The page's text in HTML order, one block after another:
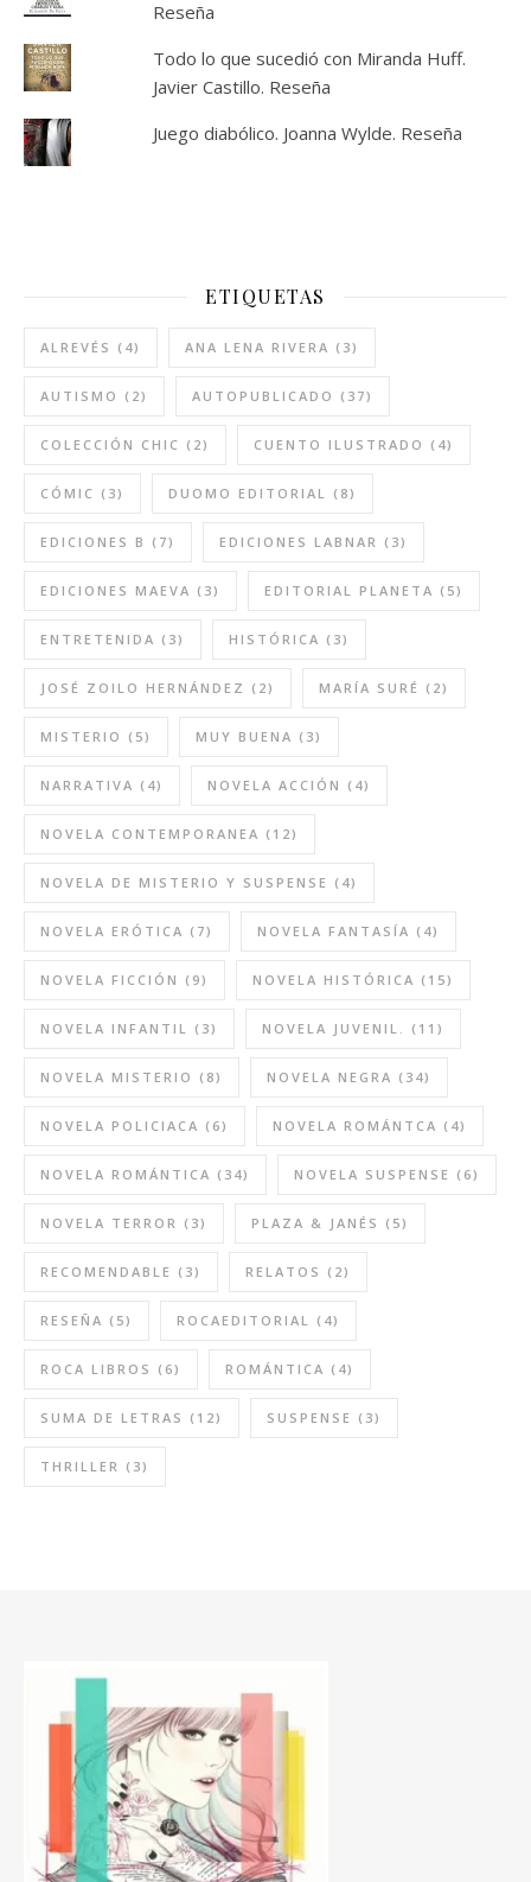
Reseña
Todo lo que sucedió con Miranda Huff.
Javier Castillo. Reseña
Juego diabólico. Joanna Wylde. Reseña
ETIQUETAS
ALREVÉS (4) ANA LENA RIVERA (3)
AUTISMO (2) AUTOPUBLICADO (37)
COLECCIÓN CHIC (2) CUENTO ILUSTRADO (4)
CÓMIC (3) DUOMO EDITORIAL (8)
EDICIONES B (7) EDICIONES LABNAR (3)
EDICIONES MAEVA (3) EDITORIAL PLANETA (5)
ENTRETENIDA (3) HISTÓRICA (3)
JOSÉ ZOILO HERNÁNDEZ (2) MARÍA SURÉ (2)
MISTERIO (5) MUY BUENA (3)
NARRATIVA (4) NOVELA ACCIÓN (4)
NOVELA CONTEMPORANEA (12)
NOVELA DE MISTERIO Y SUSPENSE (4)
NOVELA ERÓTICA (7) NOVELA FANTASÍA (4)
NOVELA FICCIÓN (9) NOVELA HISTÓRICA (15)
NOVELA INFANTIL (3) NOVELA JUVENIL. (11)
NOVELA MISTERIO (8) NOVELA NEGRA (34)
NOVELA POLICIACA (6) NOVELA ROMÁNTCA (4)
NOVELA ROMÁNTICA (34) NOVELA SUSPENSE (6)
NOVELA TERROR (3) PLAZA & JANÉS (5)
RECOMENDABLE (3) RELATOS (2)
RESEÑA (5) ROCAEDITORIAL (4)
ROCA LIBROS (6) ROMÁNTICA (4)
SUMA DE LETRAS (12) SUSPENSE (3)
THRILLER (3)